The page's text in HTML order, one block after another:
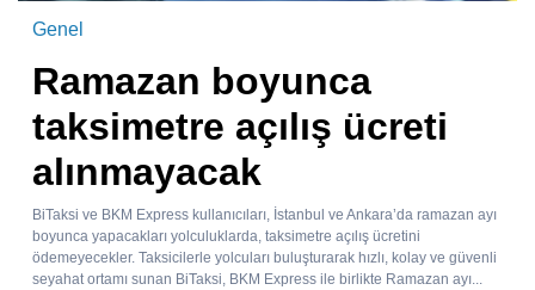
Genel
Ramazan boyunca
taksimetre açılış ücreti
alınmayacak
BiTaksi ve BKM Express kullanıcıları, İstanbul ve Ankara’da ramazan ayı
boyunca yapacakları yolculuklarda, taksimetre açılış ücretini
ödemeyecekler. Taksicilerle yolcuları buluşturarak hızlı, kolay ve güvenli
seyahat ortamı sunan BiTaksi, BKM Express ile birlikte Ramazan ayı...